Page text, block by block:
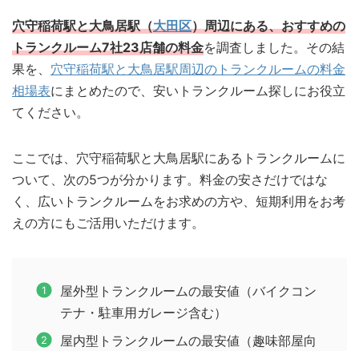
穴守稲荷駅と大鳥居駅（大田区）周辺にある、おすすめの
トランクルーム7社23店舗の料金を調査しました。その結
果を、 穴守稲荷駅と大鳥居駅周辺のトランクルームの料金
相場表にまとめたので、安いトランクルーム探しにお役立
てください。
ここでは、穴守稲荷駅と大鳥居駅にあるトランクルームに
ついて、次の5つが分かります。料金の安さだけではな
く、広いトランクルームをお求めの方や、短期利用をお考
えの方にもご活用いただけます。
屋外型トランクルームの最安値（バイクコン
テナ・駐車用ガレージ含む）
屋内型トランクルームの最安値（趣味部屋向